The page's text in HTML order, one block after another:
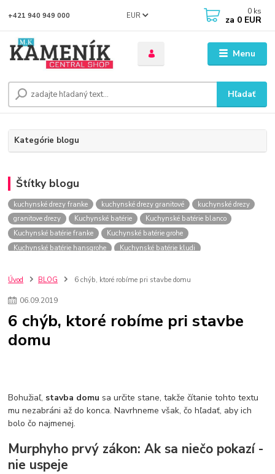
Menu
EUR
Hľadať
+421 940 949 000 0 ks
za 0 EUR
Kategórie blogu
Štítky blogu
kuchynské drezy franke kuchynské drezy granitové
kuchynské drezy
granitove drezy
Kuchynské batérie
Kuchynské batérie blanco
Kuchynské batérie franke
Kuchynské batérie grohe
Kuchynské batérie hansgrohe
Kuchynské batérie kludi
kuchynské batérie sagittarius
kuchynské batérie
kuchynské drezy sety
kúpelňové batérie
vodovodné batérie do kúpelne kuchynske
drez
bidetové batérie
Zápustné umývadlá
sprchový záves
vodovodná batéria
čierna kúpelňová batéria
vaňa retro
voľne stojaca vaňa
retro kúpeľne
Nákup tovaru pre firmy bez DPH
szco nakup bez dph nakupovanie na firmu bez dph
nákup bez dph v eu ň
Úvod BLOG 6 chýb, ktoré robíme pri stavbe domu
06.09.2019
6 chýb, ktoré robíme pri stavbe
domu
Bohužiaľ, stavba domu sa určite stane, takže čítanie tohto textu
mu nezabráni až do konca. Navrhneme však, čo hľadať, aby ich
bolo čo najmenej.
Murphyho prvý zákon: Ak sa niečo pokazí -
nie uspeje